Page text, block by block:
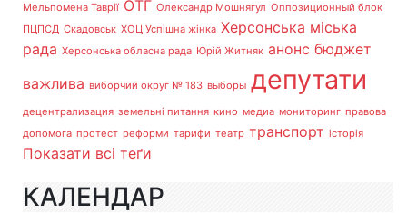
Мельпомена Таврії ОТГ Олександр Мошнягул Оппозиционный блок
ПЦПСД Скадовськ ХОЦ Успішна жінка Херсонська міська
рада Херсонська обласна рада Юрій Житняк анонс бюджет
важлива виборчий округ № 183 выборы депутати
децентрализация земельні питання кино медиа мониторинг правова
допомога протест реформи тарифи театр транспорт історія
Показати всі теґи
КАЛЕНДАР